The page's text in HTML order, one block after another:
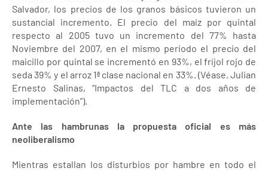
Salvador, los precios de los granos básicos tuvieron un
sustancial incremento. El precio del maíz por quintal
respecto al 2005 tuvo un incremento del 77% hasta
Noviembre del 2007, en el mismo período el precio del
maicillo por quintal se incrementó en 93%, el fríjol rojo de
seda 39% y el arroz 1ª clase nacional en 33%. (Véase, Julian
Ernesto Salinas, “Impactos del TLC a dos años de
implementación”).
Ante las hambrunas la propuesta oficial es más
neoliberalismo
Mientras estallan los disturbios por hambre en todo el